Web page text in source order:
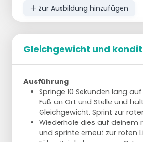
Zur Ausbildung hinzufügen
Gleichgewicht und
Ausführung
Springe 10 Sekunden lang
Fuß an Ort und Stelle und
Gleichgewicht. Sprint zur
Wiederhole dies auf deinem
und sprinte erneut zur roten